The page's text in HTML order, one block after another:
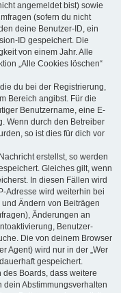
angemeldet bist) sowie
(sofern du nicht
deine Benutzer-ID, ein
ID gespeichert. Die
von einem Jahr. Alle
„Alle Cookies löschen“
du bei der Registrierung,
Bereich angibst. Für die
Benutzername, eine E-
Wenn durch den Betreiber
so ist dies für dich vor
erstellst, so werden
Gleiches gilt, wenn
In diesen Fällen wird
Adresse wird weiterhin bei
Ändern von Beiträgen
Änderungen an
Benutzer-
Die von deinem Browser
Agent) wird nur in der „Wer
gespeichert.
Boards, dass weitere
dein Abstimmungsverhalten